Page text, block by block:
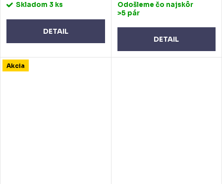
Skladom 3 ks
DETAIL
Odošleme čo najskôr
>5 pár
DETAIL
Akcia